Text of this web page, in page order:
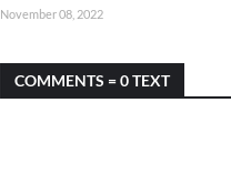
November 08, 2022
COMMENTS = 0 TEXT